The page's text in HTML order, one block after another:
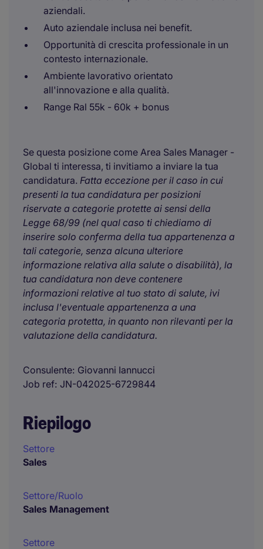
aziendali.
Auto aziendale inclusa nei benefit.
Opportunità di crescita professionale in un
contesto internazionale.
Ambiente lavorativo orientato
all'innovazione e alla qualità.
Range Ral 55k - 60k + bonus
Se questa posizione come Area Sales Manager -
Global ti interessa, ti invitiamo a inviare la tua
candidatura. Fatta eccezione per il caso in cui
presenti la tua candidatura per posizioni
riservate a categorie protette ai sensi della
Legge 68/99 (nel qual caso ti chiediamo di
inserire solo conferma della tua appartenenza a
tali categorie, senza alcuna ulteriore
informazione relativa alla salute o disabilità), la
tua candidatura non deve contenere
informazioni relative al tuo stato di salute, ivi
inclusa l'eventuale appartenenza a una
categoria protetta, in quanto non rilevanti per la
valutazione della candidatura.
Consulente Giovanni Iannucci
Job ref JN-042025-6729844
Riepilogo
Settore
Sales
Settore/Ruolo
Sales Management
Settore